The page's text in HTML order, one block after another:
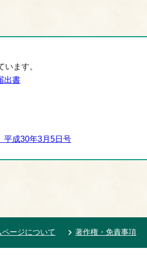
ます。
出書
平成30年3月5日号
ページについて 著作権・免責事項